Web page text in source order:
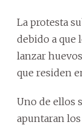
La protesta
debido a que
lanzar
que residen
Uno de ellos
apuntaran los